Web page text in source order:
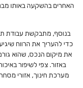
האחרים בהשקעה באותו
בנוסף, מתבקשת עבודת
כדי להעריך את הרווח
את מיקום הנכס, שהוא
באזור. צפי לשיפור
מערכת חינוך, אזורי